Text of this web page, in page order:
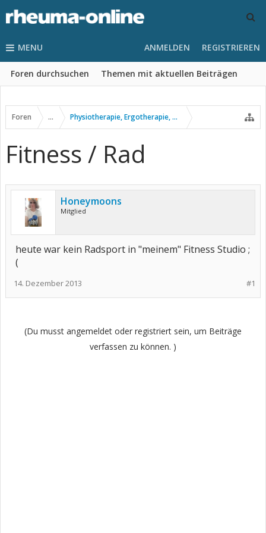
MENU
Foren durchsuchen Themen mit aktuellen Beiträgen
ANMELDEN REGISTRIEREN
Foren ... Physiotherapie, Ergotherapie, Sport usw.
Fitness / Rad
Honeymoons
Mitglied
heute war kein Radsport in "meinem" Fitness Studio ;
(
#1
14. Dezember 2013
(Du musst angemeldet oder registriert sein, um Beiträge
verfassen zu können. )